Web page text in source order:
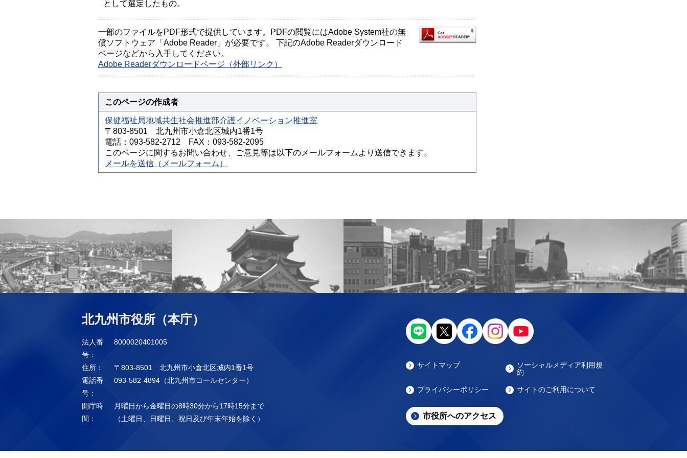
として選定したもの。
一部のファイルをPDF形式で提供しています。PDFの閲覧にはAdobe System社の無
償ソフトウェア「Adobe Reader」が必要です。 下記のAdobe Readerダウンロード
ページなどから入手してください。
Adobe Readerダウンロードページ（外部リンク）
このページの作成者
保健福祉局地域共生社会推進部介護イノベーション推進室
〒803-8501 北九州市小倉北区城内1番1号
電話：093-582-2712 FAX：093-582-2095
このページに関するお問い合わせ、ご意見等は以下のメールフォームより送信できます。
メールを送信（メールフォーム）
北九州市役所（本庁）
法人番
号：
8000020401005
住所：
〒803-8501 北九州市小倉北区城内1番1号
電話番
号：
093-582-4894（北九州市コールセンター）
開庁時
間：
月曜日から金曜日の8時30分から17時15分まで
（土曜日、日曜日、祝日及び年末年始を除く）
サイトマップ
ソーシャルメディア利用規
約
プライバシーポリシー サイトのご利用について
市役所へのアクセス